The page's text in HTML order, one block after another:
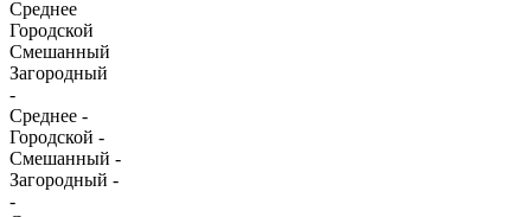
Среднее
Городской
Смешанный
Загородный
-
Среднее -
Городской -
Смешанный -
Загородный -
-